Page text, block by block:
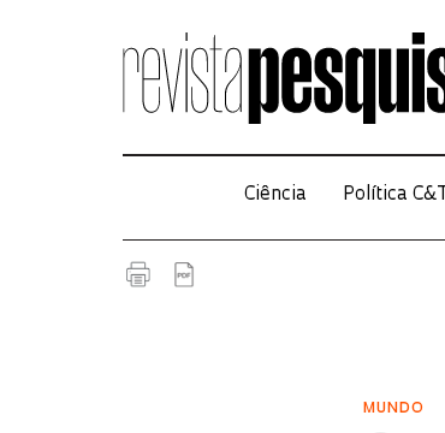
Ciência Política C&T
MUNDO